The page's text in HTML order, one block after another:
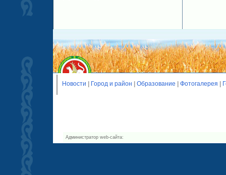
Новости Город и район Образование Фотогалерея
Администратор web-сайта: